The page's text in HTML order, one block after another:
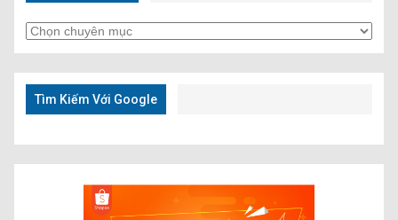
Tìm
Kiếm
Nhanh
Tìm Kiếm Với Google